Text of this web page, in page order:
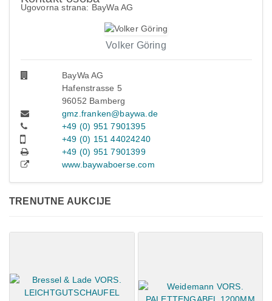
Ugovorna strana: BayWa AG
Volker Göring
BayWa AG
Hafenstrasse 5
96052 Bamberg
gmz.franken@baywa.de
+49 (0) 951 7901395
+49 (0) 151 44024240
+49 (0) 951 7901399
www.baywaboerse.com
TRENUTNE AUKCIJE